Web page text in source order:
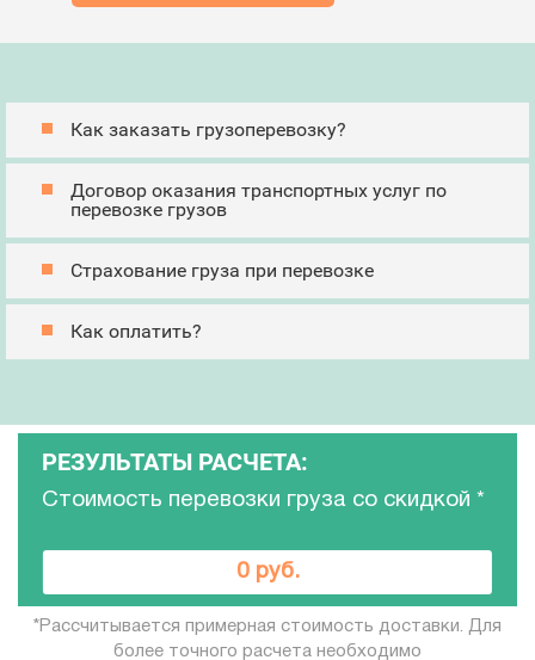
Как заказать грузоперевозку?
Договор оказания транспортных услуг по
перевозке грузов
Страхование груза при перевозке
Как оплатить?
РЕЗУЛЬТАТЫ РАСЧЕТА:
Стоимость перевозки груза со скидкой
0 руб.
*
*Рассчитывается примерная стоимость доставки. Для
более точного расчета необходимо